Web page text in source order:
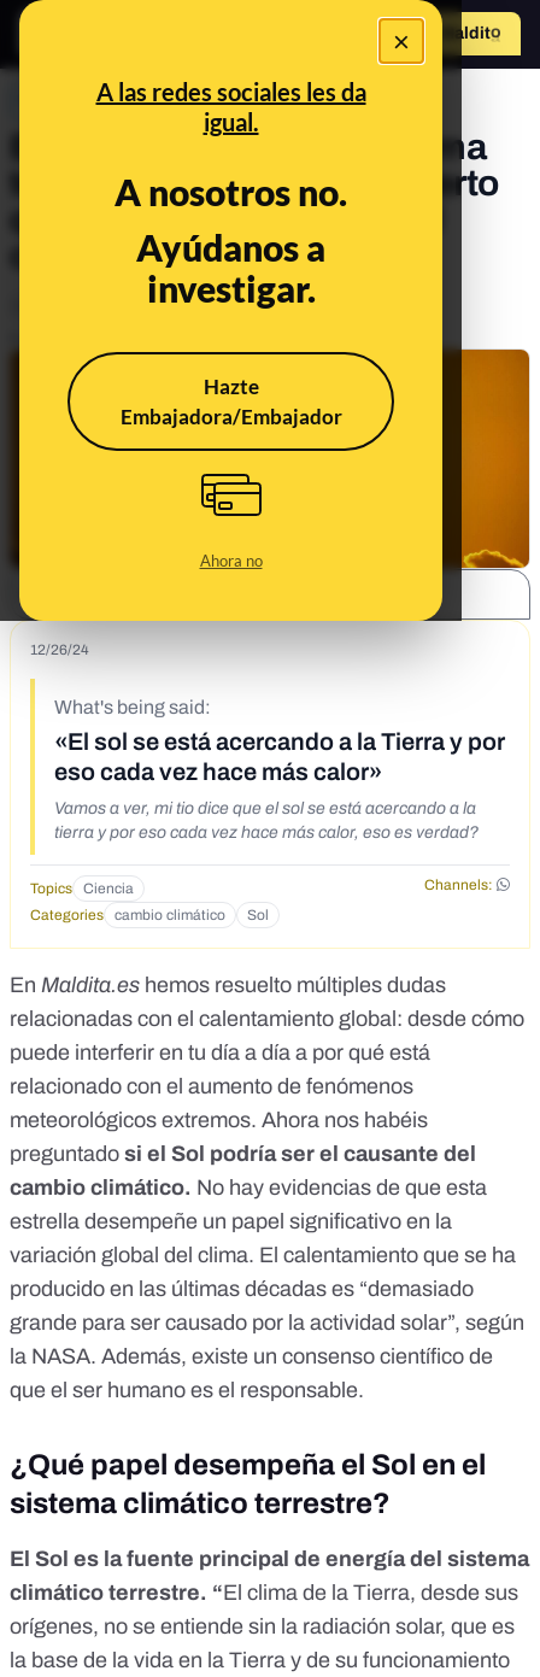
×
A las redes sociales les da
igual.
A nosotros no.
Ayúdanos a
investigar.
Hazte
Embajadora/Embajador
Ahora no
Hazte Maldito
PREBUNKING
El papel del Sol sobre el clima
terrestre y por qué no es cierto
que sea el responsable del
cambio climático
Clima
12/26/24
What's being said:
«El sol se está acercando a la Tierra y por
eso cada vez hace más calor»
Vamos a ver, mi tio dice que el sol se está acercando a la
tierra y por eso cada vez hace más calor, eso es verdad?
Topics Ciencia
Channels:
Categories
cambio climático Sol
En Maldita.es hemos resuelto múltiples dudas
relacionadas con el calentamiento global : desde cómo
puede interferir en tu día a día a por qué está
relacionado con el aumento de fenómenos
meteorológicos extremos. Ahora nos habéis
preguntado si el Sol podría ser el causante del
cambio climático. No hay evidencias de que esta
estrella desempeñe un papel significativo en la
variación global del clima. El calentamiento que se ha
producido en las últimas décadas es “demasiado
grande para ser causado por la actividad solar”, según
la NASA. Además, existe un consenso científico de
que el ser humano es el responsable.
¿Qué papel desempeña el Sol en el
sistema climático terrestre?
El Sol es la fuente principal de energía del sistema
climático terrestre. “El clima de la Tierra, desde sus
orígenes, no se entiende sin la radiación solar, que es
la base de la vida en la Tierra y de su funcionamiento